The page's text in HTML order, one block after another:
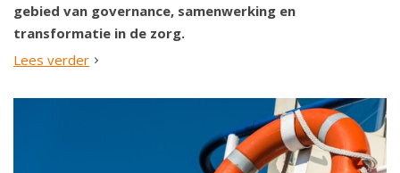
gebied van governance, samenwerking en
transformatie in de zorg.
Lees verder